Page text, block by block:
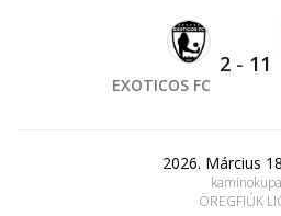
EXOTICOS FC
2 - 11
2026. Március
kaminokupa
ÖREGFIÚK